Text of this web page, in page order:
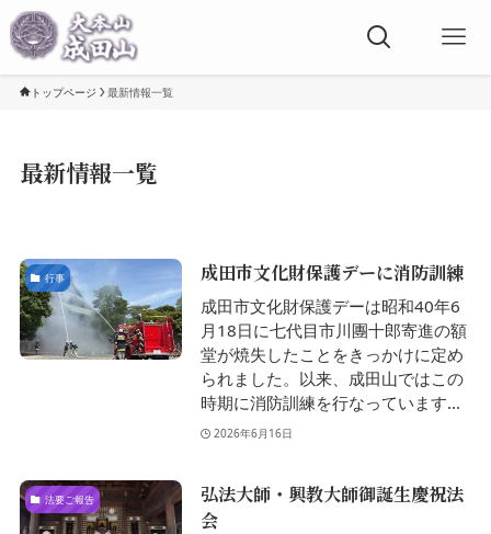
トップページ 最新情報一覧
最新情報一覧
行事 成田市文化財保護デーに消防訓練
成田市文化財保護デーは昭和40年6
月18日に七代目市川團十郎寄進の額
堂が焼失したことをきっかけに定め
られました。以来、成田山ではこの
時期に消防訓練を行なっています...
2026年6月16日
法要ご報告
弘法大師・興教大師御誕生慶祝法
会